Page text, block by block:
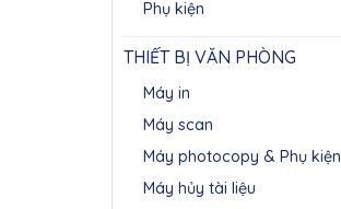
Phụ kiện
THIẾT BỊ VĂN PHÒNG
Máy in
Máy scan
Máy photocopy & Phụ kiện
Máy hủy tài liệu